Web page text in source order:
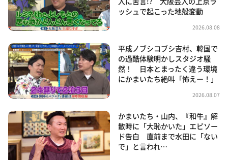
ッシュで起こった地殻変動
2026.08.08
平成ノブシコブシ吉村、韓国で
の過酷体験明かしスタジオ騒
然！ 日本とまったく違う環境
にかまいたち絶叫「怖えー！」
2026.08.07
かまいたち・山内、『和牛』解
散時に「大恥かいた」エピソー
ド告白 直前まで水田に「ない
で」と言われ…